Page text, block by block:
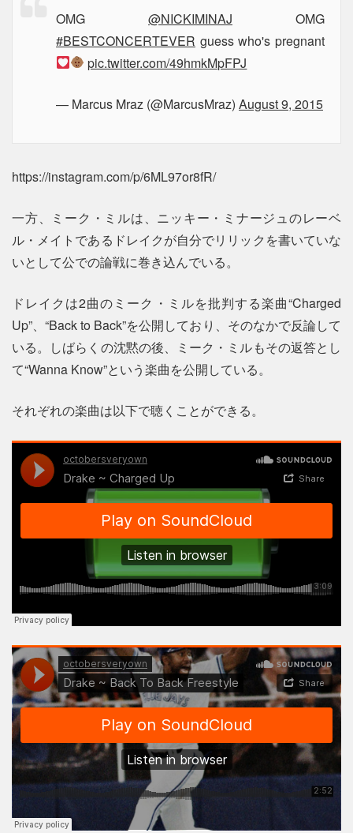
OMG @NICKIMINAJ OMG
#BESTCONCERTEVER guess who's pregnant
pic.twitter.com/49hmkMpFPJ
— Marcus Mraz (@MarcusMraz) August 9, 2015
https://instagram.com/p/6ML97or8fR/
一方、ミーク・ミルは、ニッキー・ミナージュのレーベ
ル・メイトであるドレイクが自分でリリックを書いていな
いとして公での論戦に巻き込んでいる。
ドレイクは2曲のミーク・ミルを批判する楽曲“Charged
Up”、“Back to Back”を公開しており、そのなかで反論して
いる。しばらくの沈黙の後、ミーク・ミルもその返答とし
て“Wanna Know”という楽曲を公開している。
それぞれの楽曲は以下で聴くことができる。